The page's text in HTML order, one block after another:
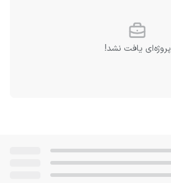
پروژه‌ای یافت نشد!